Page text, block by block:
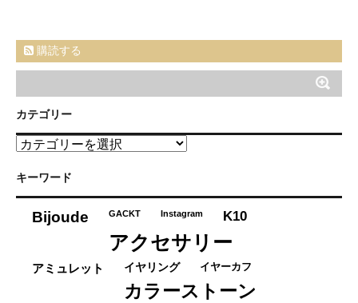
購読する
カテゴリー
カ
ゴ
リ
キーワード
Bijoude GACKT Instagram K10
アクセサリー
アミュレット イヤリング イヤーカフ
カラーストーン